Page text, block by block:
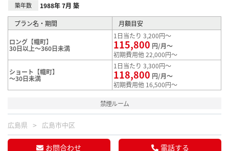
築年数 1988年 7月 築
プラン名・期間 月額目安
ロング【幟町】
30日以上～360日未満
1日当たり 3,200円～
115,800 円/月～
初期費用他 22,000円～
ショート【幟町】
～30日未満
1日当たり 3,300円～
118,800 円/月～
初期費用他 16,500円～
禁煙ルーム
広島県 広島市中区
お問合わせ 電話する